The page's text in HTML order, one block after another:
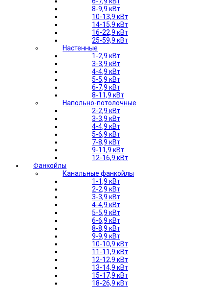
8-9,9 кВт
10-13,9 кВт
14-15,9 кВт
16-22,9 кВт
25-59,9 кВт
Настенные
1-2,9 кВт
3-3,9 кВт
4-4,9 кВт
5-5,9 кВт
6-7,9 кВт
8-11,9 кВт
Напольно-потолочные
2-2,9 кВт
3-3,9 кВт
4-4,9 кВт
5-6,9 кВт
7-8,9 кВт
9-11,9 кВт
12-16,9 кВт
Фанкойлы
Канальные фанкойлы
1-1,9 кВт
2-2,9 кВт
3-3,9 кВт
4-4,9 кВт
5-5,9 кВт
6-6,9 кВт
8-8,9 кВт
9-9,9 кВт
10-10,9 кВт
11-11,9 кВт
12-12,9 кВт
13-14,9 кВт
15-17,9 кВт
18-26,9 кВт